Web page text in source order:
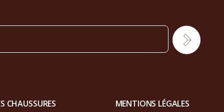
CHAUSSURES MENTIONS LÉGALES